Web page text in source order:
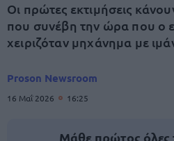
Οι πρώτες εκτιμήσεις
που συνέβη την ώρα που ο
χειριζόταν μηχάνημα με
Proson Newsroom
16 Μαΐ 2026 16:25
Μάθε πρώτος όλες